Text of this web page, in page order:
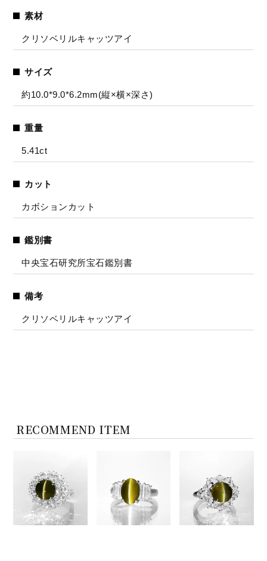
素材
クリソベリルキャッツアイ
サイズ
約10.0*9.0*6.2mm(縦×横×深さ)
重量
5.41ct
カット
カボションカット
鑑別書
中央宝石研究所宝石鑑別書
備考
クリソベリルキャッツアイ
RECOMMEND ITEM